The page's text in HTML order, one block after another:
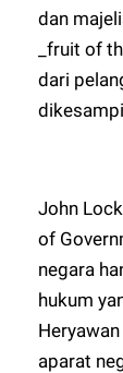
dan
_fruit of
dari
John
of
negara
hukum
aparat